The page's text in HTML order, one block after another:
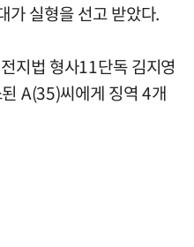
가 실형을 선고 받았다.
지법 형사11단독 김지영
A(35)씨에게 징역 4개